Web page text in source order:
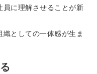
員に理解させることが新
織としての一体感が生ま